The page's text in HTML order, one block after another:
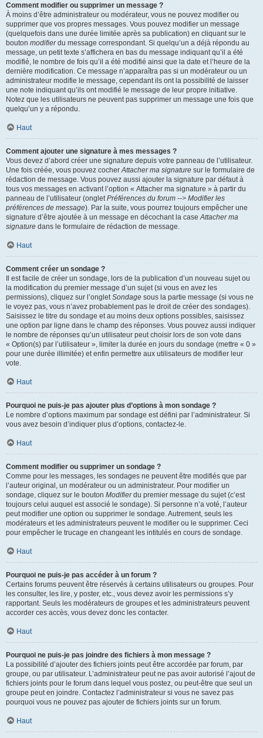
Comment modifier ou supprimer un message ?
À moins d’être administrateur ou modérateur, vous ne pouvez modifier ou
supprimer que vos propres messages. Vous pouvez modifier un message
(quelquefois dans une durée limitée après sa publication) en cliquant sur le
bouton modifierdu message correspondant. Si quelqu’un a déjà répondu au
message, un petit texte s’affichera en bas du message indiquant qu’il a été
modifié, le nombre de fois qu’il a été modifié ainsi que la date et l’heure de la
dernière modification. Ce message n’apparaîtra pas si un modérateur ou un
administrateur modifie le message, cependant ils ont la possibilité de laisser
une note indiquant qu’ils ont modifié le message de leur propre initiative.
Notez que les utilisateurs ne peuvent pas supprimer un message une fois que
quelqu’un y a répondu.
Haut
Comment ajouter une signature à mes messages ?
Vous devez d’abord créer une signature depuis votre panneau de l’utilisateur.
Une fois créée, vous pouvez cocherAttacher ma signature sur le formulaire de
rédaction de message. Vous pouvez aussi ajouter la signature par défaut à
tous vos messages en activant l’option « Attacher ma signature » à partir du
panneau de l’utilisateur (ongletPréférences du forum --> Modifier les
préférences de message). Par la suite, vous pourrez toujours empêcher une
signature d’être ajoutée à un message en décochant la caseAttacher ma
signature dans le formulaire de rédaction de message.
Haut
Comment créer un sondage ?
Il est facile de créer un sondage, lors de la publication d’un nouveau sujet ou
la modification du premier message d’un sujet (si vous en avez les
permissions), cliquez sur l’ongletSondage sous la partie message (si vous ne
le voyez pas, vous n’avez probablement pas le droit de créer des sondages).
Saisissez le titre du sondage et au moins deux options possibles, saisissez
une option par ligne dans le champ des réponses. Vous pouvez aussi indiquer
le nombre de réponses qu’un utilisateur peut choisir lors de son vote dans
« Option(s) par l’utilisateur », limiter la durée en jours du sondage (mettre « 0 »
pour une durée illimitée) et enfin permettre aux utilisateurs de modifier leur
vote.
Haut
Pourquoi ne puis-je pas ajouter plus d’options à mon sondage ?
Le nombre d’options maximum par sondage est défini par l’administrateur. Si
vous avez besoin d’indiquer plus d’options, contactez-le.
Haut
Comment modifier ou supprimer un sondage ?
Comme pour les messages, les sondages ne peuvent être modifiés que par
l’auteur original, un modérateur ou un administrateur. Pour modifier un
sondage, cliquez sur le bouton Modifierdu premier message du sujet (c’est
toujours celui auquel est associé le sondage). Si personne n’a voté, l’auteur
peut modifier une option ou supprimer le sondage. Autrement, seuls les
modérateurs et les administrateurs peuvent le modifier ou le supprimer. Ceci
pour empêcher le trucage en changeant les intitulés en cours de sondage.
Haut
Pourquoi ne puis-je pas accéder à un forum ?
Certains forums peuvent être réservés à certains utilisateurs ou groupes. Pour
les consulter, les lire, y poster, etc., vous devez avoir les permissions s’y
rapportant. Seuls les modérateurs de groupes et les administrateurs peuvent
accorder ces accès, vous devez donc les contacter.
Haut
Pourquoi ne puis-je pas joindre des fichiers à mon message ?
La possibilité d’ajouter des fichiers joints peut être accordée par forum, par
groupe, ou par utilisateur. L’administrateur peut ne pas avoir autorisé l’ajout de
fichiers joints pour le forum dans lequel vous postez, ou peut-être que seul un
groupe peut en joindre. Contactez l’administrateur si vous ne savez pas
pourquoi vous ne pouvez pas ajouter de fichiers joints sur un forum.
Haut